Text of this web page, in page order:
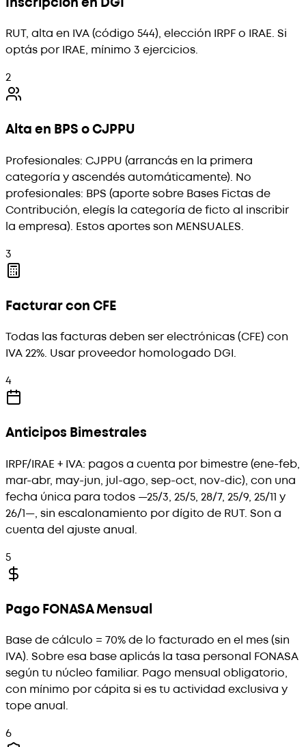
RUT, alta en IVA (código 544), elección IRPF o IRAE. Si
optás por IRAE, mínimo 3 ejercicios.
2
Alta en BPS o CJPPU
Profesionales: CJPPU (arrancás en la primera
categoría y ascendés automáticamente). No
profesionales: BPS (aporte sobre Bases Fictas de
Contribución, elegís la categoría de ficto al inscribir
la empresa). Estos aportes son MENSUALES.
3
Facturar con CFE
Todas las facturas deben ser electrónicas (CFE) con
IVA 22%. Usar proveedor homologado DGI.
4
Anticipos Bimestrales
IRPF/IRAE + IVA: pagos a cuenta por bimestre (ene-feb,
mar-abr, may-jun, jul-ago, sep-oct, nov-dic), con una
fecha única para todos —25/3, 25/5, 28/7, 25/9, 25/11 y
26/1—, sin escalonamiento por dígito de RUT. Son a
cuenta del ajuste anual.
5
Pago FONASA Mensual
Base de cálculo = 70% de lo facturado en el mes (sin
IVA). Sobre esa base aplicás la tasa personal FONASA
según tu núcleo familiar. Pago mensual obligatorio,
con mínimo por cápita si es tu actividad exclusiva y
tope anual.
6